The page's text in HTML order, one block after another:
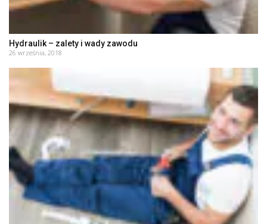
Hydraulik – zalety i wady zawodu
26 września, 2018